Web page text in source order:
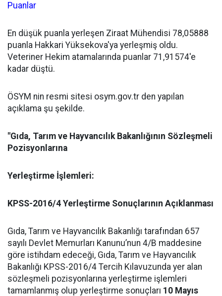
Puanlar
En düşük puanla yerleşen Ziraat Mühendisi 78,05888
puanla Hakkari Yüksekova'ya yerleşmiş oldu.
Veteriner Hekim atamalarında puanlar 71,91574'e
kadar düştü.
ÖSYM nin resmi sitesi osym.gov.tr den yapılan
açıklama şu şekilde.
"Gıda, Tarım ve Hayvancılık Bakanlığının Sözleşmeli
Pozisyonlarına
Yerleştirme İşlemleri:
KPSS-2016/4 Yerleştirme Sonuçlarının Açıklanması
Gıda, Tarım ve Hayvancılık Bakanlığı tarafından 657
sayılı Devlet Memurları Kanunu’nun 4/B maddesine
göre istihdam edeceği, Gıda, Tarım ve Hayvancılık
Bakanlığı KPSS-2016/4 Tercih Kılavuzunda yer alan
sözleşmeli pozisyonlarına yerleştirme işlemleri
tamamlanmış olup yerleştirme sonuçları 10 Mayıs